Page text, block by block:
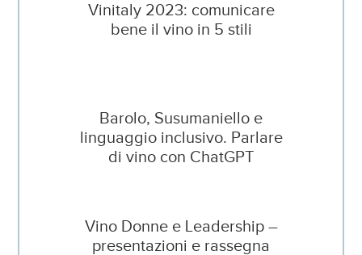
Vinitaly 2023: comunicare
bene il vino in 5 stili
Barolo, Susumaniello e
linguaggio inclusivo. Parlare
di vino con ChatGPT
Vino Donne e Leadership –
presentazioni e rassegna